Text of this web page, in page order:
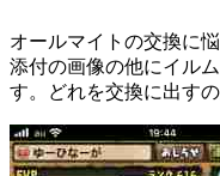
オールマイトの交換に悩
添付の画像の他にイル
す。どれを交換に出す